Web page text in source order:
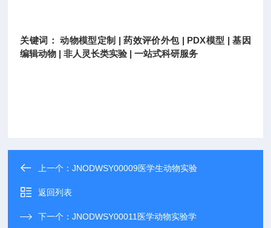
关键词： 动物模型定制 | 药效评价外包 | PDX模型 | 基因
编辑动物 | 非人灵长类实验 | 一站式科研服务
上一个：JNODWSY00009医学生动物实验
返回列表
下一个：JNODWSY00011医学动物实验学